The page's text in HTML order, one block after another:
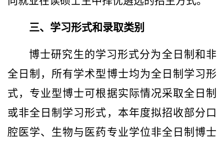
三、学习形式和录取类别
博士研究生的学习形式分为全日制和非
全日制，所有学术型博士均为全日制学习形
式，专业型博士可根据实际情况采取全日制
或非全日制学习形式，本年度拟招收部分口
腔医学、生物与医药专业学位非全日制博士